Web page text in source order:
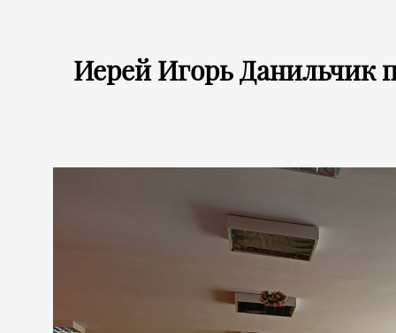
Иерей Игорь Данильчик